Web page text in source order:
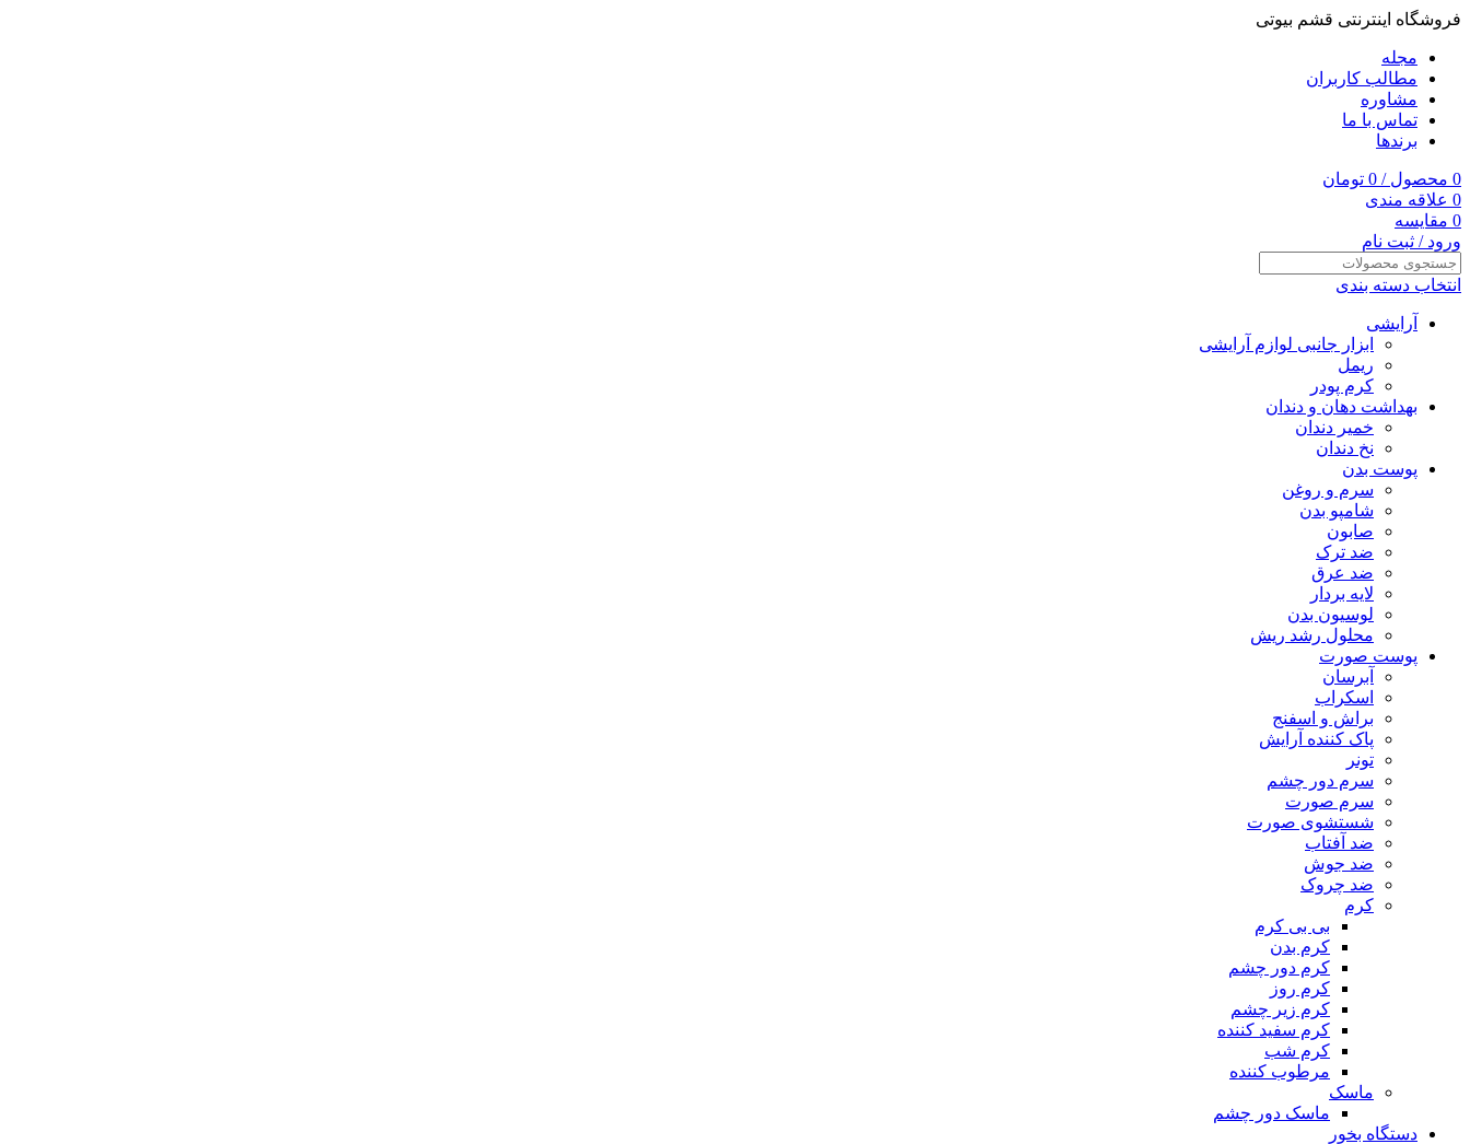
فروشگاه اینترنتی قشم بیوتی
مجله
مطالب کاربران
مشاوره
تماس با ما
برندها
0 محصول /
0 تومان
0 علاقه مندی
0 مقایسه
ورود / ثبت نام
انتخاب دسته بندی
آرایشی
ابزار جانبی لوازم آرایشی
ریمل
کرم پودر
بهداشت دهان و دندان
خمیر دندان
نخ دندان
پوست بدن
سرم و روغن
شامپو بدن
صابون
ضد ترک
ضد عرق
لایه بردار
لوسیون بدن
محلول رشد ریش
پوست صورت
آبرسان
اسکراب
براش و اسفنج
پاک کننده آرایش
تونر
سرم دور چشم
سرم صورت
شستشوی صورت
ضد آفتاب
ضد جوش
ضد چروک
کرم
بی بی کرم
کرم بدن
کرم دور چشم
کرم روز
کرم زیر چشم
کرم سفید کننده
کرم شب
مرطوب کننده
ماسک
ماسک دور چشم
دستگاه بخور